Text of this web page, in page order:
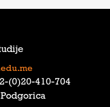
(0)20-410-704‎